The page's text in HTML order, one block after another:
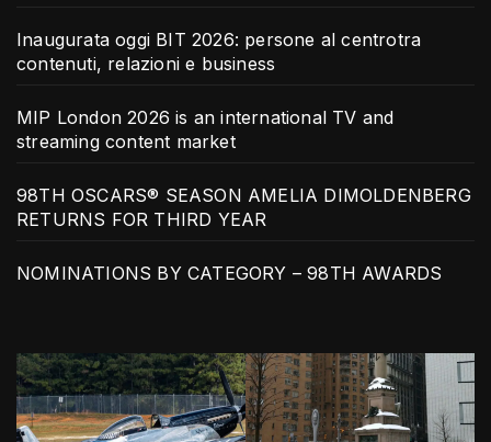
Inaugurata oggi BIT 2026: persone al centrotra
contenuti, relazioni e business
MIP London 2026 is an international TV and
streaming content market
98TH OSCARS® SEASON AMELIA DIMOLDENBERG
RETURNS FOR THIRD YEAR
NOMINATIONS BY CATEGORY – 98TH AWARDS